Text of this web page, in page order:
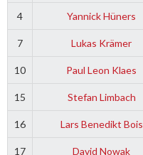
4 Yannick Hüners
7 Lukas Krämer
10 Paul Leon Klaes
15 Stefan Limbach
16 Lars Benedikt Bois
17 David Nowak